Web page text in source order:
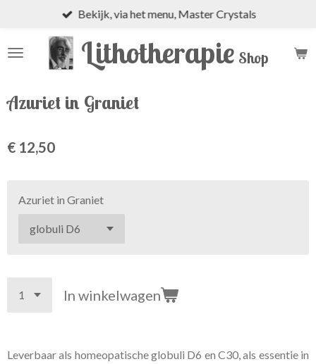
naar
Lithotherapie Shop
Bekijk, via het menu, Master Crystals
Azuriet in Graniet
€ 12,50
Azuriet in Graniet
In winkelwagen
Leverbaar als homeopatische globuli D6 en C30, als essentie in